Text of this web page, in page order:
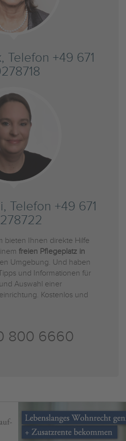
Telefon +49 671
Telefon +49 671
bieten Ihnen direkte Hilfe
freien Pflegeplatz in
Umgebung. Und haben
und Informationen für
Auswahl einer
Kostenlos und
800 6660